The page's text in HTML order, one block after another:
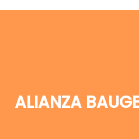
ALIANZA